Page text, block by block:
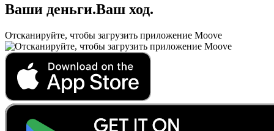
Ваши деньги.Ваш ход.
Отсканируйте, чтобы загрузить приложение Moove